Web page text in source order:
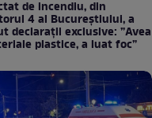
de incendiu, din
4 al Bucureștiului, a
declarații exclusive: ”Avea
plastice, a luat foc”